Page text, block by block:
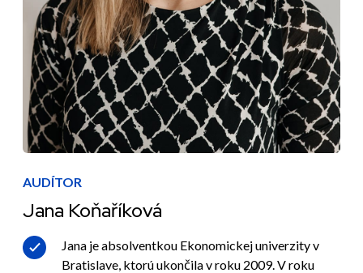
AUDÍTOR
Jana Koňaříková
Jana je absolventkou Ekonomickej univerzity v
Bratislave, ktorú ukončila v roku 2009. V roku